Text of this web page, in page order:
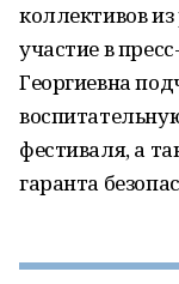
коллективов
участие в
Георгиевна
фестиваля, а
гаранта